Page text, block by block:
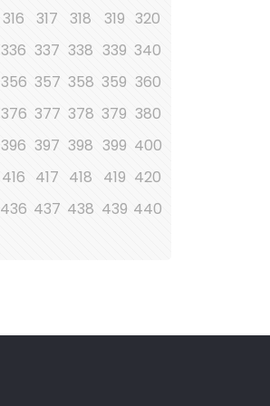
316 317 318 319 320
336 337 338 339 340
356 357 358 359 360
376 377 378 379 380
396 397 398 399 400
416 417 418 419 420
436 437 438 439 440